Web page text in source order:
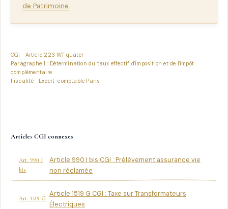
de Patrimoine
CGI
Article 223 WT quater
Paragraphe 1 : Détermination du taux effectif d'imposition et de l'impôt
complémentaire
Fiscalité
Expert-comptable Paris
Articles CGI connexes
Art. 990 I
bis
Article 990 I bis CGI : Prélèvement assurance vie
non réclamée
Art. 1519 G
Article 1519 G CGI : Taxe sur Transformateurs
Électriques